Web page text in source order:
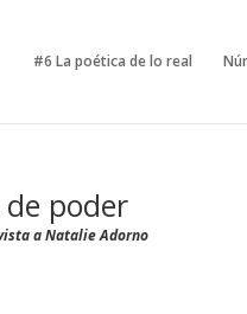
#6 La poética de lo real
poder
a Natalie Adorno